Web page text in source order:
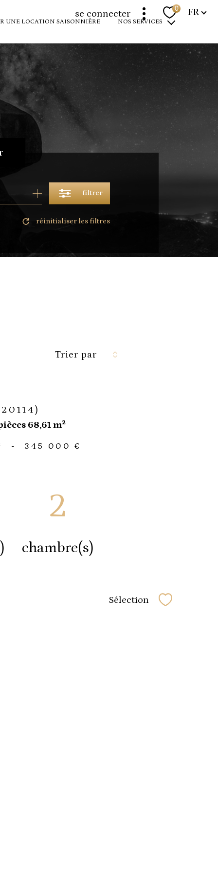
se connecter 0 Langue
FR
UNE LOCATION SAISONNIÈRE NOS SERVICES
programmes neufs
louer votre bien
devenir propriétaire
expertise immobilière
filtrer
réinitialiser les filtres
Trier par
68,61 m²
- 345 000 €
2
chambre(s)
Sélection Sélectionner